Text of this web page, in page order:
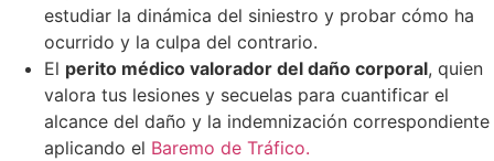
estudiar la dinámica del siniestro y probar cómo ha
ocurrido y la culpa del contrario.
El perito médico valorador del daño corporal, quien
valora tus lesiones y secuelas para cuantificar el
alcance del daño y la indemnización correspondiente
aplicando el Baremo de Tráfico.